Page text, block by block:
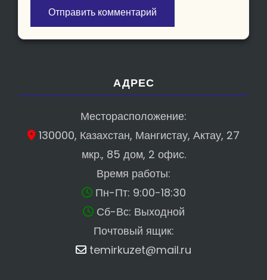
АДРЕС
Месторасположение:
130000, Казахстан, Мангистау, Актау, 27
мкр., 85 дом, 2 офис.
Время работы:
Пн-Пт: 9:00-18:30
Сб-Вс: Выходной
Почтовый ящик:
temirkuzet@mail.ru